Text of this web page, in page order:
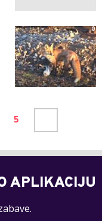
0
5
APLIKACIJU